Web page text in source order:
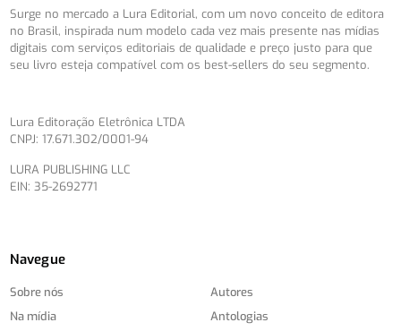
Surge no mercado a Lura Editorial, com um novo conceito de editora
no Brasil, inspirada num modelo cada vez mais presente nas mídias
digitais com serviços editoriais de qualidade e preço justo para que
seu livro esteja compatível com os best-sellers do seu segmento.
Lura Editoração Eletrônica LTDA
CNPJ: 17.671.302/0001-94
LURA PUBLISHING LLC
EIN: 35-2692771
Navegue
Sobre nós
Na mídia
Autores
Antologias